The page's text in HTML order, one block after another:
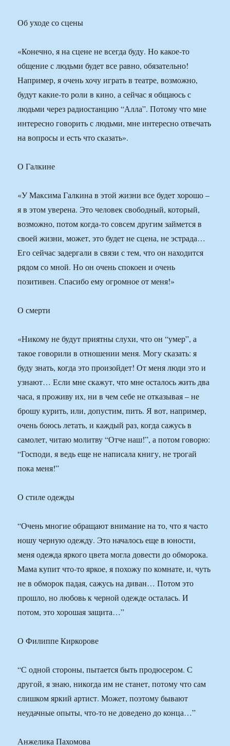
Об уходе со сцены
«Конечно, я на сцене не всегда буду. Но какое-то
общение с людьми будет все равно, обязательно!
Например, я очень хочу играть в театре, возможно,
будут какие-то роли в кино, а сейчас я общаюсь с
людьми через радиостанцию “Алла”. Потому что мне
интересно говорить с людьми, мне интересно отвечать
на вопросы и есть что сказать».
О Галкине
«У Максима Галкина в этой жизни все будет хорошо –
я в этом уверена. Это человек свободный, который,
возможно, потом когда-то совсем другим займется в
своей жизни, может, это будет не сцена, не эстрада…
Его сейчас задергали в связи с тем, что он находится
рядом со мной. Но он очень спокоен и очень
позитивен. Спасибо ему огромное от меня!»
О смерти
«Никому не будут приятны слухи, что он “умер”, а
такое говорили в отношении меня. Могу сказать: я
буду знать, когда это произойдет! От меня люди это и
узнают… Если мне скажут, что мне осталось жить два
часа, я проживу их, ни в чем себе не отказывая – не
брошу курить, или, допустим, пить. Я вот, например,
очень боюсь летать, и каждый раз, когда сажусь в
самолет, читаю молитву “Отче наш!”, а потом говорю:
“Господи, я ведь еще не написала книгу, не трогай
пока меня!”
О стиле одежды
“Очень многие обращают внимание на то, что я часто
ношу черную одежду. Это началось еще в юности,
меня одежда яркого цвета могла довести до обморока.
Мама купит что-то яркое, я похожу по комнате, и, чуть
не в обморок падая, сажусь на диван… Потом это
прошло, но любовь к черной одежде осталась. И
потом, это хорошая защита…”
О Филиппе Киркорове
“С одной стороны, пытается быть продюсером. С
другой, я знаю, никогда им не станет, потому что сам
слишком яркий артист. Может, поэтому бывают
неудачные опыты, что-то не доведено до конца…”
Анжелика Пахомова